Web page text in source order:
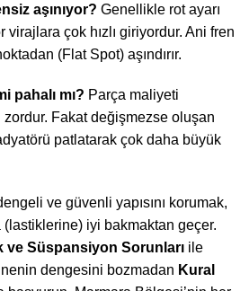
aşınıyor? Genellikle rot ayarı
virajlara çok hızlı giriyordur. Ani fren
(Flat Spot) aşındırır.
pahalı mı? Parça maliyeti
Fakat değişmezse oluşan
patlatarak çok daha büyük
ve güvenli yapısını korumak,
(lastiklerine) iyi bakmaktan geçer.
ve Süspansiyon Sorunları ile
dengesini bozmadan Kural